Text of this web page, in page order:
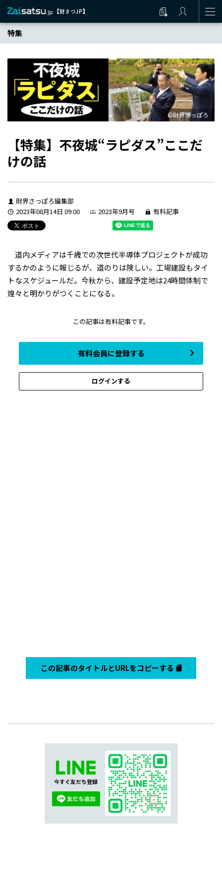
特集
©財界さっぽろ
【特集】不夜城“ラピダス”ここだ
けの話
財界さっぽろ編集部
2023年08月14日 09:00
2023年9月号 有料記事
道内メディアは千歳での次世代半導体プロジェクトが成功
するかのように報じるが、道のりは険しい。工場建設もタイ
トなスケジュールだ。今秋から、建設予定地は24時間体制で
煌々と明かりがつくことになる。
この記事は有料記事です。
有料会員に登録する
ログインする
この記事のタイトルとURLをコピーする
今すぐ友だち登録